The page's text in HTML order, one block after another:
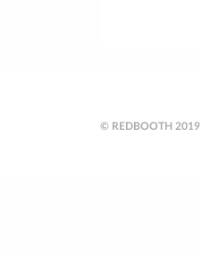
© REDBOOTH 2019